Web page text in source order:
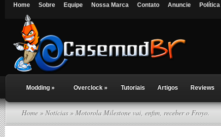
Home Sobre Equipe Nossa Marca Contato Anuncie
Modding » Overclock » Tutoriais Artigos Reviews
Home » Notícias» Motorola Milestone vai, enfim, receber o Froyo.